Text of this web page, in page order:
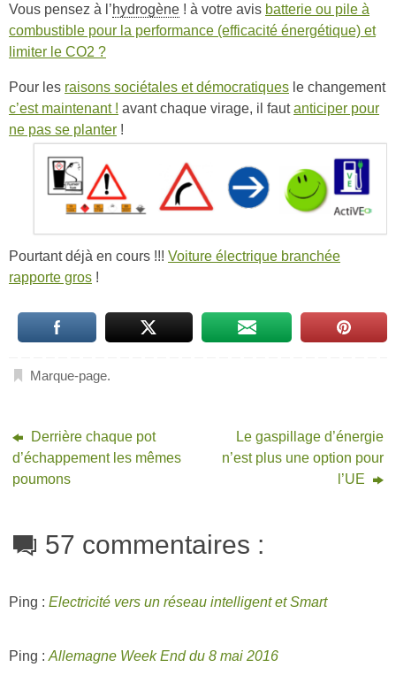
Vous pensez à l’hydrogène ! à votre avis batterie ou pile à
combustible pour la performance (efficacité énergétique) et
limiter le CO2 ?
Pour les raisons sociétales et démocratiques le changement
c’est maintenant ! avant chaque virage, il fautanticiper pour
ne pas se planter !
Pourtant déjà en cours !!! Voiture électrique branchée
rapporte gros !
Marque-page.
Derrière chaque pot
d’échappement les mêmes
poumons
Le gaspillage d’énergie
n’est plus une option pour
l’UE
57 commentaires :
Ping : Electricité vers un réseau intelligent et Smart
Ping : Allemagne Week End du 8 mai 2016